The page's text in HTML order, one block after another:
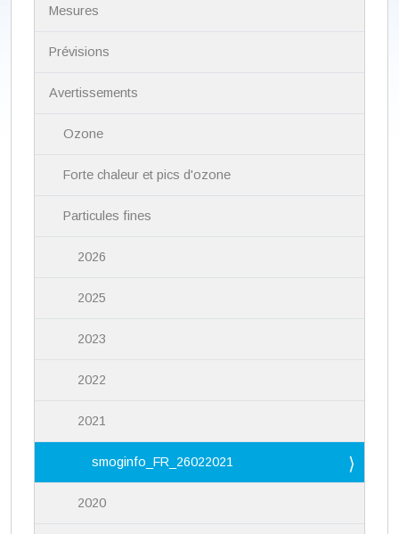
Mesures
Prévisions
Avertissements
Ozone
Forte chaleur et pics d'ozone
Particules fines
2026
2025
2023
2022
2021
smoginfo_FR_26022021
2020